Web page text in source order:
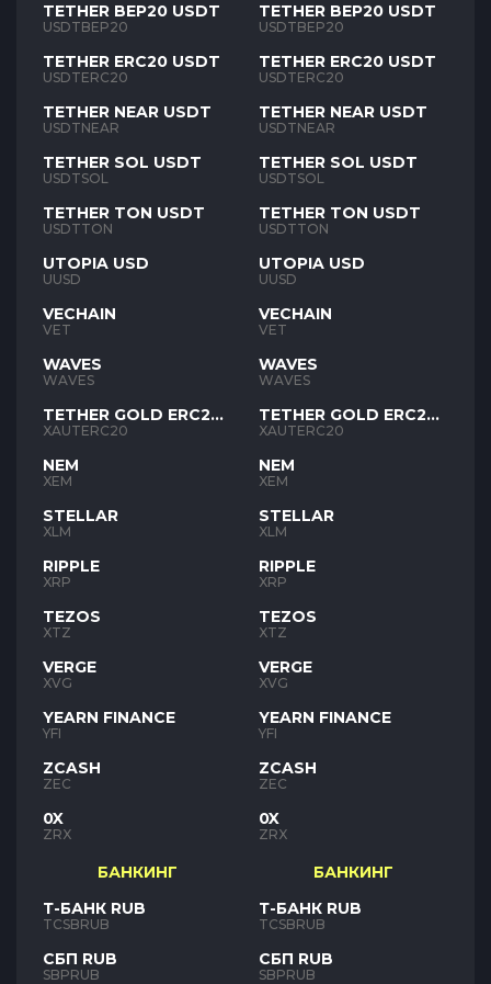
TETHER BEP20 USDT
USDTBEP20
TETHER ERC20 USDT
USDTERC20
TETHER NEAR USDT
USDTNEAR
TETHER SOL USDT
USDTSOL
TETHER TON USDT
USDTTON
UTOPIA USD
UUSD
VECHAIN
VET
WAVES
WAVES
TETHER GOLD ERC20
XAUT
XAUTERC20
NEM
XEM
STELLAR
XLM
RIPPLE
XRP
TEZOS
XTZ
VERGE
XVG
YEARN FINANCE
YFI
ZCASH
ZEC
0X
ZRX
БАНКИНГ
Т-БАНК RUB
TCSBRUB
СБП RUB
SBPRUB
TETHER BEP20 USDT
USDTBEP20
TETHER ERC20 USDT
USDTERC20
TETHER NEAR USDT
USDTNEAR
TETHER SOL USDT
USDTSOL
TETHER TON USDT
USDTTON
UTOPIA USD
UUSD
VECHAIN
VET
WAVES
WAVES
TETHER GOLD ERC20
XAUT
XAUTERC20
NEM
XEM
STELLAR
XLM
RIPPLE
XRP
TEZOS
XTZ
VERGE
XVG
YEARN FINANCE
YFI
ZCASH
ZEC
0X
ZRX
БАНКИНГ
Т-БАНК RUB
TCSBRUB
СБП RUB
SBPRUB